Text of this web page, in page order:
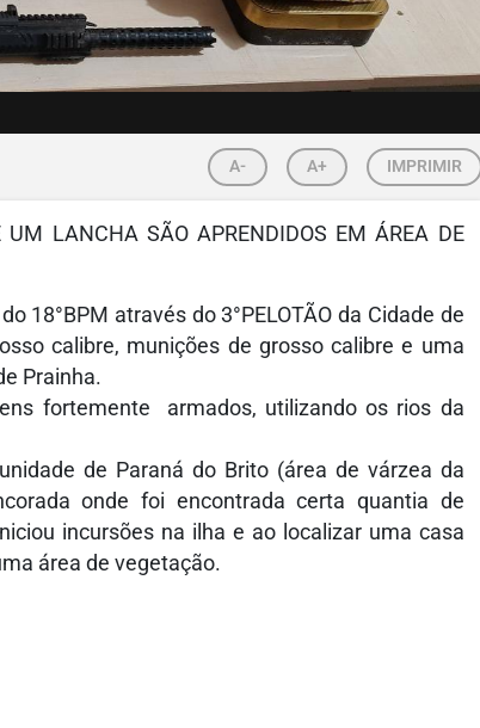
A- A+ IMPRIMIR
UM LANCHA SÃO APRENDIDOS EM ÁREA DE
18°BPM através do 3°PELOTÃO da Cidade de
calibre, munições de grosso calibre e uma
Prainha.
fortemente armados, utilizando os rios da
de Paraná do Brito (área de várzea da
onde foi encontrada certa quantia de
incursões na ilha e ao localizar uma casa
área de vegetação.